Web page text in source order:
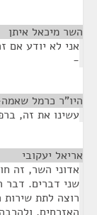
השר מיכאל איתן
אני לא יודע אם
-
היו"ר כרמל
עשינו את זה,
אריאל יעקובי
אדוני השר, זה
שני דברים. דבר
רוצה לתת שירות